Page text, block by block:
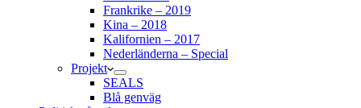
Frankrike – 2019
Kina – 2018
Kalifornien – 2017
Nederländerna – Special
Projekt
SEALS
Blå genväg